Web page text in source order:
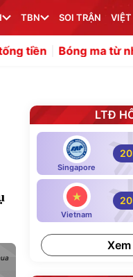
TBN SOI TRẬN
ma từ những bản
LTĐ
Singapore
Vietnam